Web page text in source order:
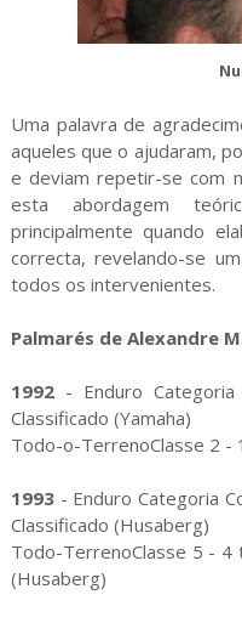
Uma palavra de
aqueles que o ajudaram,
e deviam repetir-se com
esta abordagem
principalmente quando
correcta, revelando-se
todos os intervenientes.
Palmarés de Alexandre
1992- Enduro
Classificado (Yamaha)
Todo-o-TerrenoClasse 2 -
1993- Enduro Categoria
Classificado (Husaberg)
Todo-TerrenoClasse 5 - 4
(Husaberg)